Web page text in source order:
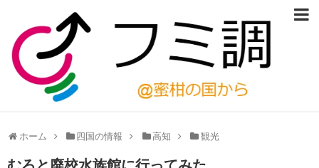
ホーム 四国の情報 高知 観光